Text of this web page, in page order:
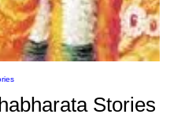
Stories